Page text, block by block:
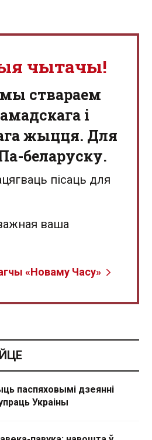
чытачы!
ствараем
і
жыцця. Для
беларуску.
пісаць для
ваша
«Новаму Часу»
паспяховымі дзеянні
Украіны